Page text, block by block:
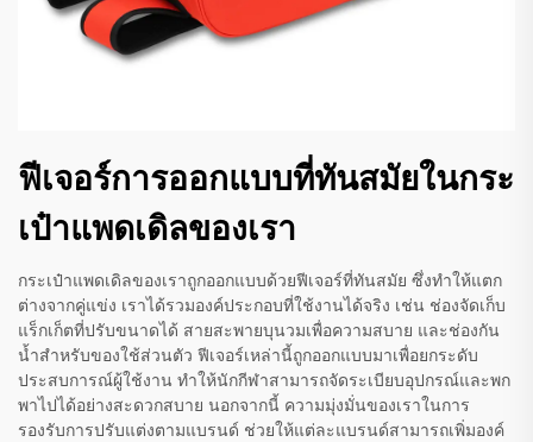
ฟีเจอร์การออกแบบที่ทันสมัยในกระ
เป๋าแพดเดิลของเรา
กระเป๋าแพดเดิลของเราถูกออกแบบด้วยฟีเจอร์ที่ทันสมัย ซึ่งทำให้แตก
ต่างจากคู่แข่ง เราได้รวมองค์ประกอบที่ใช้งานได้จริง เช่น ช่องจัดเก็บ
แร็กเก็ตที่ปรับขนาดได้ สายสะพายบุนวมเพื่อความสบาย และช่องกัน
น้ำสำหรับของใช้ส่วนตัว ฟีเจอร์เหล่านี้ถูกออกแบบมาเพื่อยกระดับ
ประสบการณ์ผู้ใช้งาน ทำให้นักกีฬาสามารถจัดระเบียบอุปกรณ์และพก
พาไปได้อย่างสะดวกสบาย นอกจากนี้ ความมุ่งมั่นของเราในการ
รองรับการปรับแต่งตามแบรนด์ ช่วยให้แต่ละแบรนด์สามารถเพิ่มองค์